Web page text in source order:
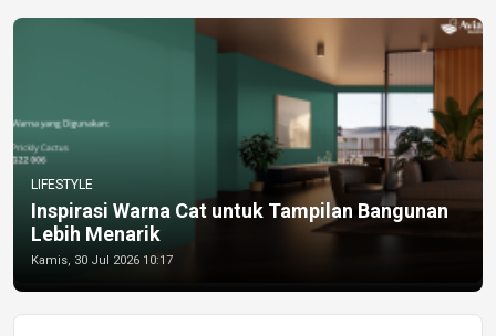
LIFESTYLE
Inspirasi Warna Cat untuk Tampilan Bangunan
Lebih Menarik
Kamis, 30 Jul 2026 10:17